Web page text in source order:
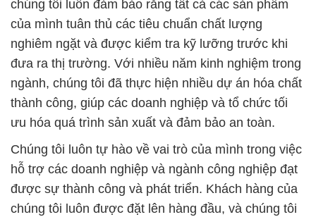
chúng tôi luôn đảm bảo rằng tất cả các sản phẩm
của mình tuân thủ các tiêu chuẩn chất lượng
nghiêm ngặt và được kiểm tra kỹ lưỡng trước khi
đưa ra thị trường. Với nhiều năm kinh nghiệm trong
ngành, chúng tôi đã thực hiện nhiều dự án hóa chất
thành công, giúp các doanh nghiệp và tổ chức tối
ưu hóa quá trình sản xuất và đảm bảo an toàn.
Chúng tôi luôn tự hào về vai trò của mình trong việc
hỗ trợ các doanh nghiệp và ngành công nghiệp đạt
được sự thành công và phát triển. Khách hàng của
chúng tôi luôn được đặt lên hàng đầu, và chúng tôi